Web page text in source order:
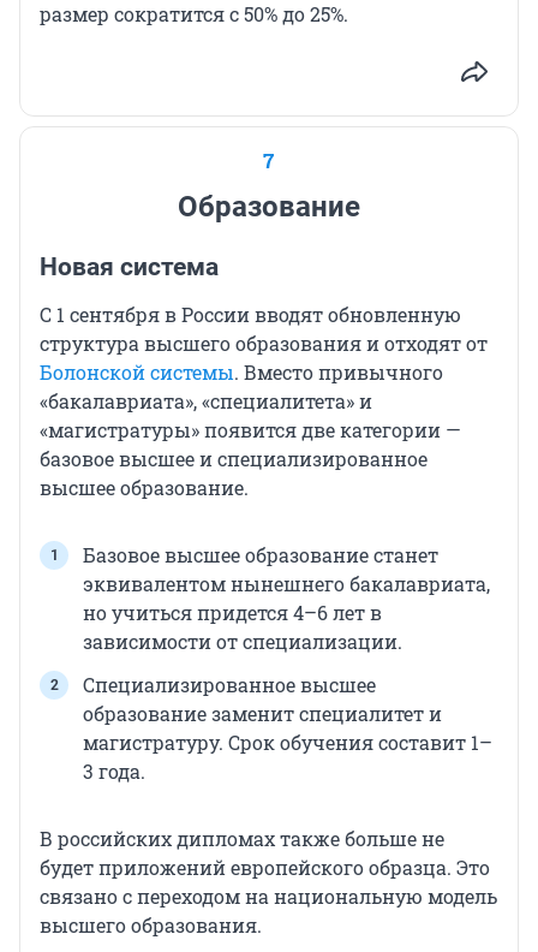
размер сократится с 50% до 25%.
7
Образование
Новая система
С 1 сентября в России вводят обновленную
структура высшего образования и отходят от
Болонской системы. Вместо привычного
«бакалавриата», «специалитета» и
«магистратуры» появится две категории —
базовое высшее и специализированное
высшее образование.
Базовое высшее образование станет
эквивалентом нынешнего бакалавриата,
но учиться придется 4–6 лет в
зависимости от специализации.
Специализированное высшее
образование заменит специалитет и
магистратуру. Срок обучения составит 1–
3 года.
В российских дипломах также больше не
будет приложений европейского образца. Это
связано с переходом на национальную модель
высшего образования.